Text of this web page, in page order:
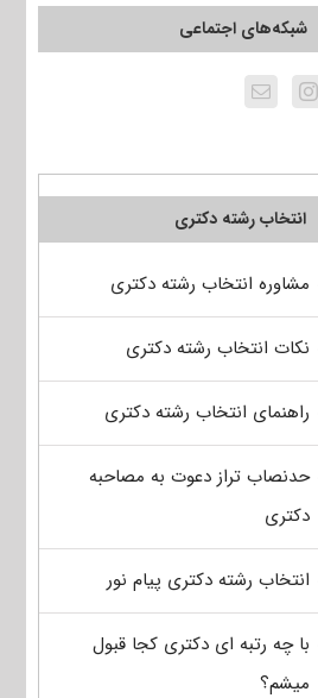
شبکه‌های اجتماعی
انتخاب رشته دکتری
مشاوره انتخاب رشته دکتری
نکات انتخاب رشته دکتری
راهنمای انتخاب رشته دکتری
حدنصاب تراز دعوت به مصاحبه
دکتری
انتخاب رشته دکتری پیام نور
با چه رتبه ای دکتری کجا قبول
میشم؟